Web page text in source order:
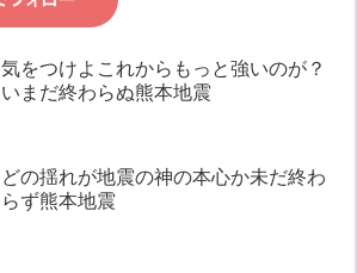
気をつけよこれからもっと強いのが？
いまだ終わらぬ熊本地震
どの揺れが地震の神の本心か未だ終わ
らず熊本地震